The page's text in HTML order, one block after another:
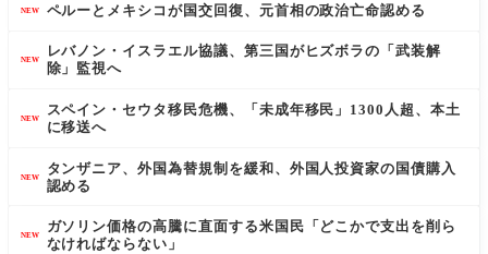
NEW ペルーとメキシコが国交回復、元首相の政治亡命認める
NEW
レバノン・イスラエル協議、第三国がヒズボラの「武装解
除」監視へ
NEW
スペイン・セウタ移民危機、「未成年移民」1300人超、本土
に移送へ
NEW
タンザニア、外国為替規制を緩和、外国人投資家の国債購入
認める
NEW
ガソリン価格の高騰に直面する米国民「どこかで支出を削ら
なければならない」